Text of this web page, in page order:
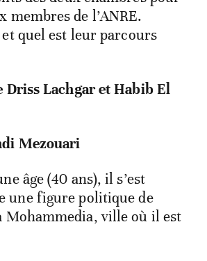
membres de l’ANRE.
quel est leur parcours
Driss Lachgar et Habib El
Mezouari
âge (40 ans), il s’est
une figure politique de
Mohammedia, ville où il est